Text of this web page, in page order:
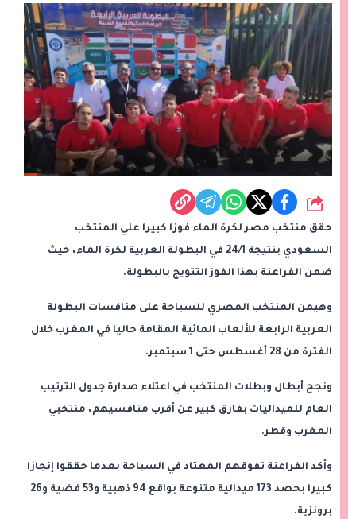
شارك
حقق منتخب مصر لكرة الماء فوزا كبيرا علي المنتخب
السعودي بنتيجة 24/1 في البطولة العربية لكرة الماء، حيث
ضمن الفراعنة بهذا الفوز التتويج بالبطولة.
وهيمن المنتخب المصري للسباحة على منافسات البطولة
العربية الرابعة للألعاب المائية المقامة حاليا في المغرب خلال
الفترة من 28 أغسطس حتى 1 سبتمبر.
ونجح أبطال وبطلات المنتخب في اعتلاء صدارة جدول الترتيب
العام للميداليات بفارق كبير عن أقرب منافسيهم، منتخبي
المغرب وقطر.
وأكد الفراعنة تفوقهم المعتاد في السباحة بعدما حققوا إنجازا
كبيرا بحصد 173 ميدالية متنوعة بواقع 94 ذهبية و53 فضية و26
برونزية.